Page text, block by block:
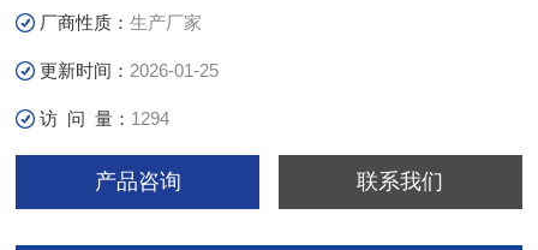
厂商性质：生产厂家
更新时间： 2026-01-25
访 问 量： 1294
产品咨询 联系我们